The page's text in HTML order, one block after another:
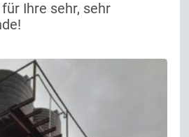
Ihre sehr, sehr